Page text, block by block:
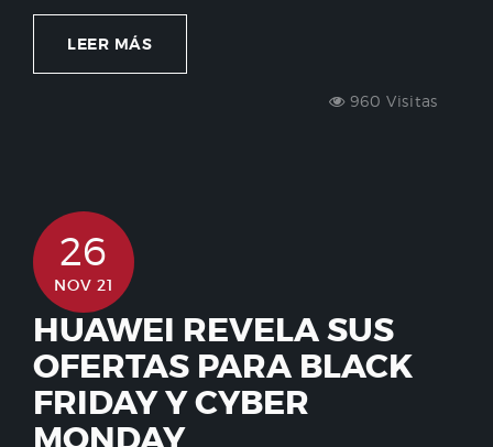
LEER MÁS
960 Visitas
26
NOV 21
HUAWEI REVELA SUS
OFERTAS PARA BLACK
FRIDAY Y CYBER